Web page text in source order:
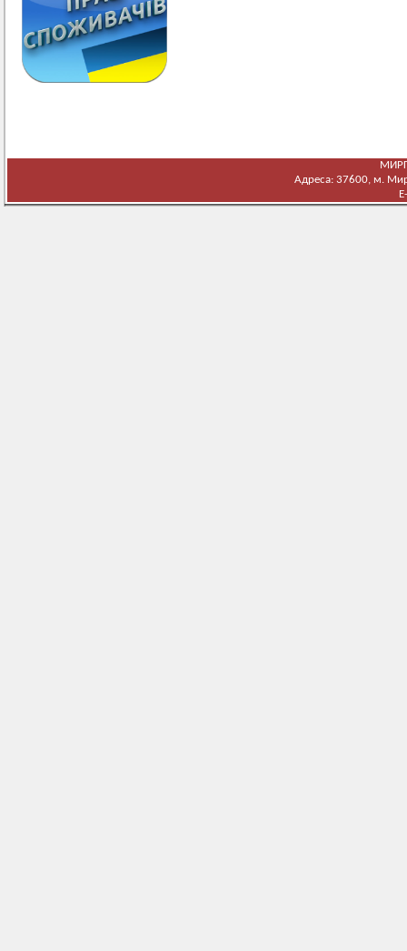
Адреса: 37600, м.